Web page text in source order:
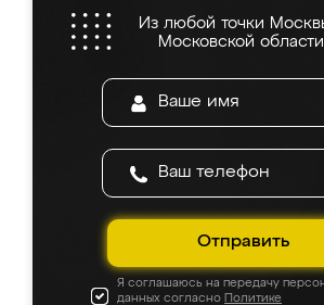
Из любой точки
Московской
Отправить
Я соглашаюсь на передачу
данных согласно Политике